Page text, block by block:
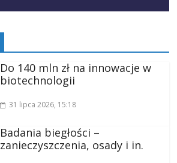
Do 140 mln zł na innowacje w
biotechnologii
31 lipca 2026, 15:18
Badania biegłości –
zanieczyszczenia, osady i in.